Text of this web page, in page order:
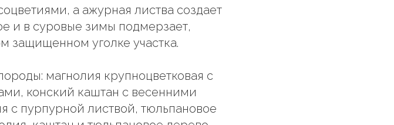
а ажурная листва создает
и в суровые зимы подмерзает,
защищенном уголке участка.
магнолия крупноцветковая с
конский каштан с весенними
с пурпурной листвой, тюльпановое